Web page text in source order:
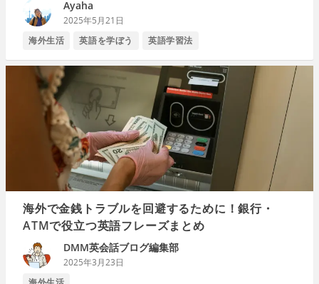
Ayaha
2025年5月21日
海外生活
英語を学ぼう 英語学習法
海外で金銭トラブルを回避するために！銀行・
ATMで役立つ英語フレーズまとめ
DMM英会話ブログ編集部
2025年3月23日